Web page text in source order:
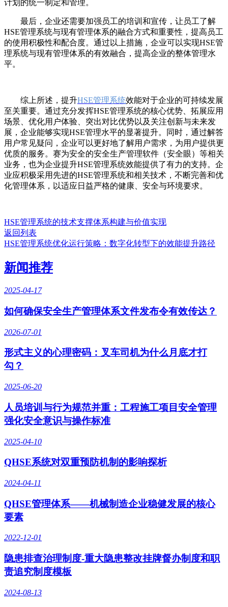
计划的统一制定和管理。
最后，企业还需要加强员工的培训和宣传，让员工了解
HSE管理系统与现有管理体系的融合方式和重要性，提高员工
的使用积极性和配合度。通过以上措施，企业可以实现HSE管
理系统与现有管理体系的有效融合，提高企业的整体管理水
平。
综上所述，提升HSE管理系统效能对于企业的可持续发展
至关重要。通过充分发挥HSE管理系统的核心优势、拓展应用
场景、优化用户体验、突出对比优势以及关注创新与未来发
展，企业能够实现HSE管理水平的显著提升。同时，通过解答
用户常见疑问，企业可以更好地了解用户需求，为用户提供更
优质的服务。赛为安全的安全生产管理软件（安全眼）等相关
业务，也为企业提升HSE管理系统效能提供了有力的支持。企
业应积极采用先进的HSE管理系统和相关技术，不断完善和优
化管理体系，以适应日益严格的健康、安全与环境要求。
HSE管理系统的技术支撑体系构建与价值实现
返回列表
HSE管理系统优化运行策略：数字化转型下的效能提升路径
新闻推荐
2025-04-17
如何确保安全生产管理体系文件发布令有效传达？
2026-07-01
形式主义的心理密码：叉车司机为什么月底才打
勾？
2025-06-20
人员培训与行为规范并重：工程施工项目安全管理
强化安全意识与操作标准
2025-04-10
QHSE系统对双重预防机制的影响探析
2024-04-11
QHSE管理体系——机械制造企业稳健发展的核心
要素
2022-12-01
隐患排查治理制度-重大隐患整改挂牌督办制度和职
责追究制度模板
2024-08-13